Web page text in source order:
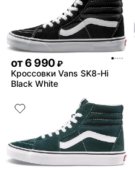
от6 990 ₽
Кроссовки Vans SK8-Hi
Black White